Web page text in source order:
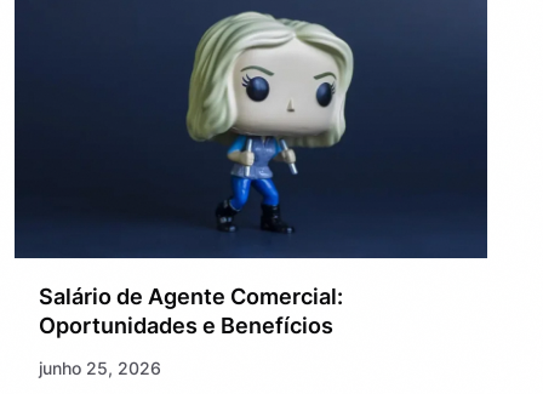
Salário de Agente Comercial:
Oportunidades e Benefícios
junho 25, 2026